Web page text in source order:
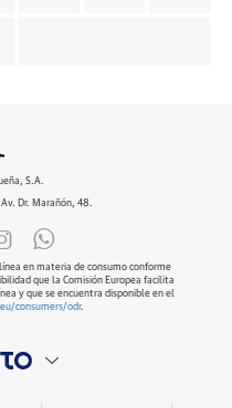
S.A.
Dr. Marañón, 48.
en materia de consumo conforme
que la Comisión Europea facilita
y que se encuentra disponible en el
consumers/odr.